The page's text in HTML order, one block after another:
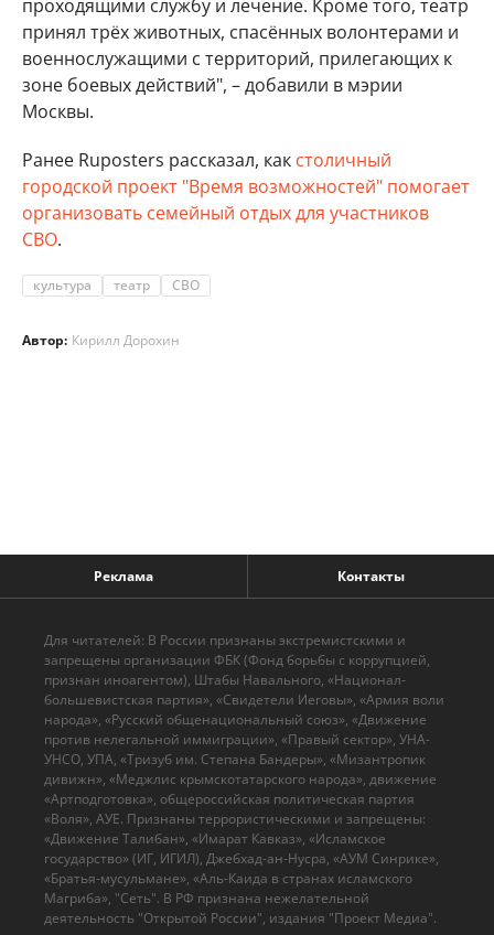
проходящими службу и лечение. Кроме того, театр
принял трёх животных, спасённых волонтерами и
военнослужащими с территорий, прилегающих к
зоне боевых действий", – добавили в мэрии
Москвы.
Ранее Ruposters рассказал, как столичный
городской проект "Время возможностей" помогает
организовать семейный отдых для участников
СВО.
культура театр СВО
Автор: Кирилл Дорохин
Реклама Контакты
Для читателей: В России признаны экстремистскими и
запрещены организации ФБК (Фонд борьбы с коррупцией,
признан иноагентом), Штабы Навального, «Национал-
большевистская партия», «Свидетели Иеговы», «Армия воли
народа», «Русский общенациональный союз», «Движение
против нелегальной иммиграции», «Правый сектор», УНА-
УНСО, УПА, «Тризуб им. Степана Бандеры», «Мизантропик
дивижн», «Меджлис крымскотатарского народа», движение
«Артподготовка», общероссийская политическая партия
«Воля», АУЕ. Признаны террористическими и запрещены:
«Движение Талибан», «Имарат Кавказ», «Исламское
государство» (ИГ, ИГИЛ), Джебхад-ан-Нусра, «АУМ Синрике»,
«Братья-мусульмане», «Аль-Каида в странах исламского
Магриба», "Сеть". В РФ признана нежелательной
деятельность "Открытой России", издания "Проект Медиа".